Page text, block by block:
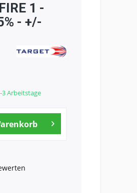
1 -
- +/-
Arbeitstage